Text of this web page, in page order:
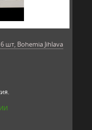
шт, Bohemia Jihlava